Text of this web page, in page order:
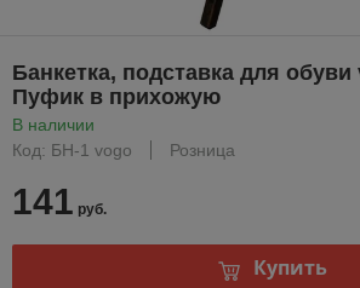
Банкетка, подставка для
Пуфик в прихожую
В наличии
Код: БН-1 vogo
Розница
141 руб.
Купить